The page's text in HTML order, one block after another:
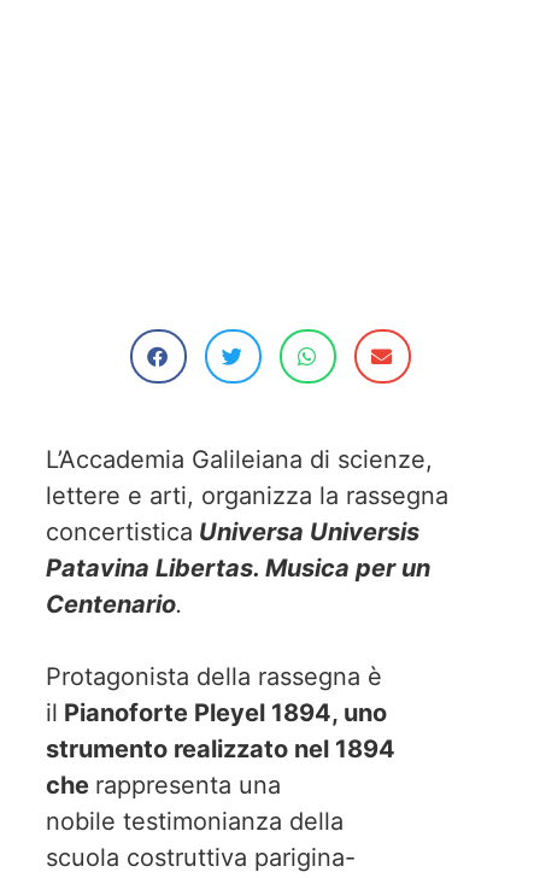
L’Accademia Galileiana di scienze,
lettere e arti, organizza la rassegna
concertistica Universa Universis
Patavina Libertas. Musica per un
Centenario.
Protagonista della rassegna è
il Pianoforte Pleyel 1894, uno
strumento realizzato nel 1894
che rappresenta una
nobile testimonianza della
scuola costruttiva parigina-